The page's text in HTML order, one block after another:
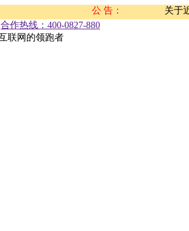
公 告： 关于近期不
合作热线：‭400-0827-880